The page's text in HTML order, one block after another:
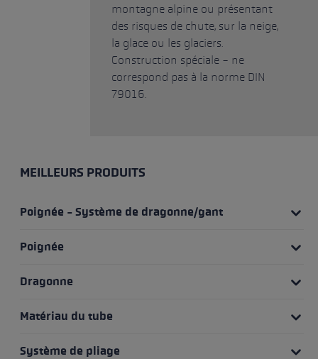
montagne alpine ou présentant
des risques de chute, sur la neige,
la glace ou les glaciers.
Construction spéciale - ne
correspond pas à la norme DIN
79016.
MEILLEURS PRODUITS
Poignée - Système de dragonne/gant
Poignée
Dragonne
Matériau du tube
Système de pliage